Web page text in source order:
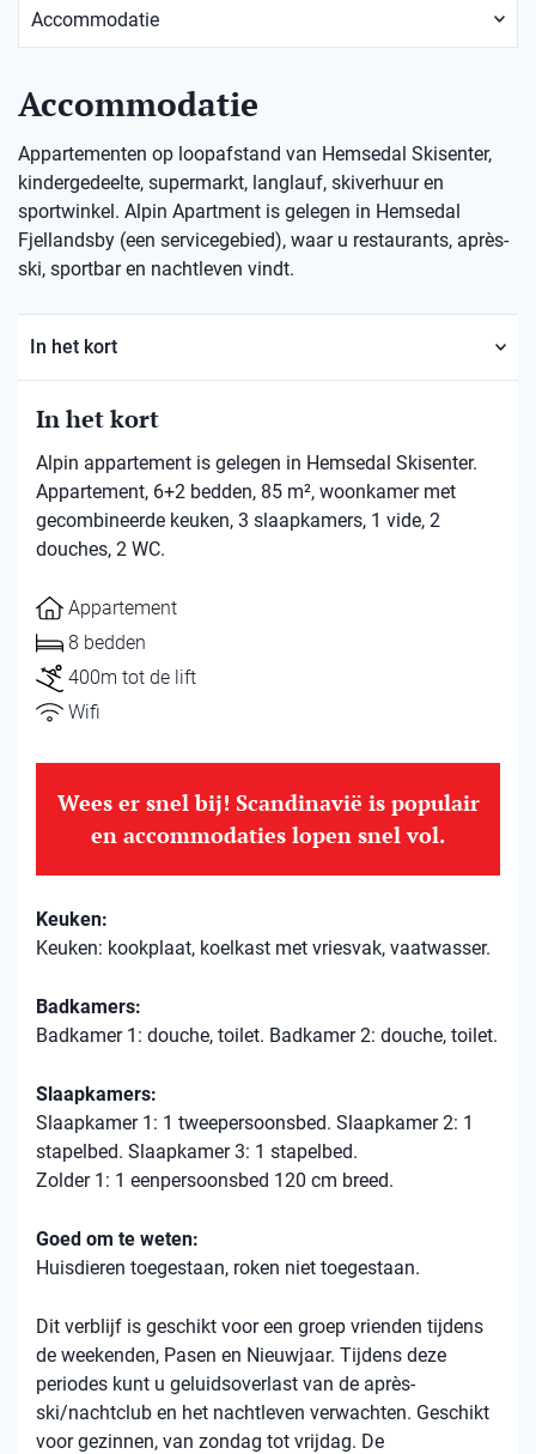
Accommodatie
Appartementen op loopafstand van Hemsedal Skisenter,
kindergedeelte, supermarkt, langlauf, skiverhuur en
sportwinkel. Alpin Apartment is gelegen in Hemsedal
Fjellandsby (een servicegebied), waar u restaurants, après-
ski, sportbar en nachtleven vindt.
In het kort
In het kort
Alpin appartement is gelegen in Hemsedal Skisenter.
Appartement, 6+2 bedden, 85 m², woonkamer met
gecombineerde keuken, 3 slaapkamers, 1 vide, 2
douches, 2 WC.
Appartement
8 bedden
400m tot de lift
Wifi
Wees er snel bij! Scandinavië is populair
en accommodaties lopen snel vol.
Keuken:
Keuken: kookplaat, koelkast met vriesvak, vaatwasser.
Badkamers:
Badkamer 1: douche, toilet. Badkamer 2: douche, toilet.
Slaapkamers:
Slaapkamer 1: 1 tweepersoonsbed. Slaapkamer 2: 1
stapelbed. Slaapkamer 3: 1 stapelbed.
Zolder 1: 1 eenpersoonsbed 120 cm breed.
Goed om te weten:
Huisdieren toegestaan, roken niet toegestaan.
Dit verblijf is geschikt voor een groep vrienden tijdens
de weekenden, Pasen en Nieuwjaar. Tijdens deze
periodes kunt u geluidsoverlast van de après-
ski/nachtclub en het nachtleven verwachten. Geschikt
voor gezinnen, van zondag tot vrijdag. De